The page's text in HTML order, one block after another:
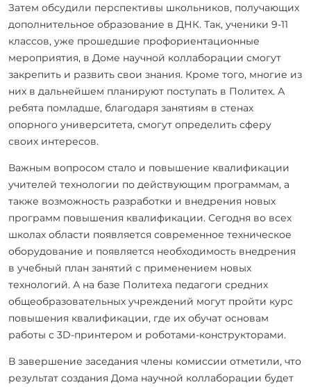
Затем обсудили перспективы школьников, получающих
дополнительное образование в ДНК. Так, ученики 9-11
классов, уже прошедшие профориентационные
мероприятия, в Доме научной коллаборации смогут
закрепить и развить свои знания. Кроме того, многие из
них в дальнейшем планируют поступать в Политех. А
ребята помладше, благодаря занятиям в стенах
опорного университета, смогут определить сферу
своих интересов.
Важным вопросом стало и повышение квалификации
учителей технологии по действующим программам, а
также возможность разработки и внедрения новых
программ повышения квалификации. Сегодня во всех
школах области появляется современное техническое
оборудование и появляется необходимость внедрения
в учебный план занятий с применением новых
технологий. А на базе Политеха педагоги средних
общеобразовательных учреждений могут пройти курс
повышения квалификации, где их обучат основам
работы с 3D-принтером и роботами-конструкторами.
В завершение заседания члены комиссии отметили, что
результат создания Дома научной коллаборации будет